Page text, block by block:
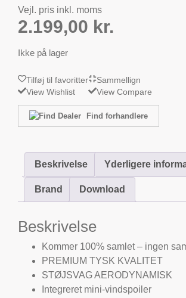
Vejl. pris inkl. moms
2.199,00 kr.
Ikke på lager
Tilføj til favoritter
View Wishlist
Sammellign
View Compare
Find forhandlere
Beskrivelse Yderligere
Brand Download
Beskrivelse
Kommer 100% samlet – ingen
PREMIUM TYSK KVALITET
STØJSVAG AERODYNAMISK
Integreret mini-vindspoiler